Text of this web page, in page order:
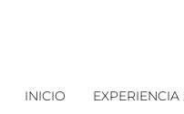
INICIO EXPERIENCIA